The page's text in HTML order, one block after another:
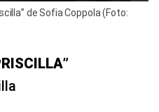
de Sofia Coppola (Foto: